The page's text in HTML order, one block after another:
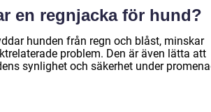
en regnjacka för hund?
hunden från regn och blåst, minskar
problem. Den är även lätta att
synlighet och säkerhet under